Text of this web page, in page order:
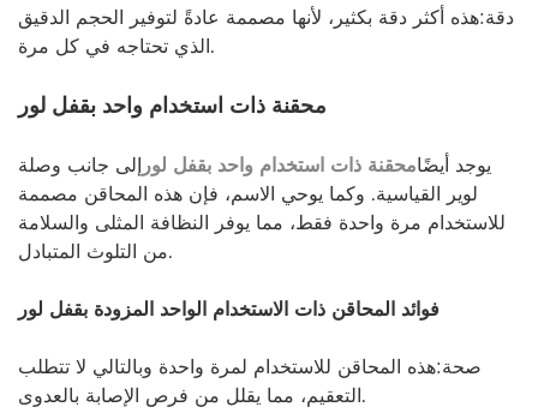
دقة:هذه أكثر دقة بكثير، لأنها مصممة عادةً لتوفير الحجم الدقيق
الذي تحتاجه في كل مرة.
محقنة ذات استخدام واحد بقفل لور
يوجد أيضًامحقنة ذات استخدام واحد بقفل لورإلى جانب وصلة
لوير القياسية. وكما يوحي الاسم، فإن هذه المحاقن مصممة
للاستخدام مرة واحدة فقط، مما يوفر النظافة المثلى والسلامة
من التلوث المتبادل.
فوائد المحاقن ذات الاستخدام الواحد المزودة بقفل لور
صحة:هذه المحاقن للاستخدام لمرة واحدة وبالتالي لا تتطلب
التعقيم، مما يقلل من فرص الإصابة بالعدوى.